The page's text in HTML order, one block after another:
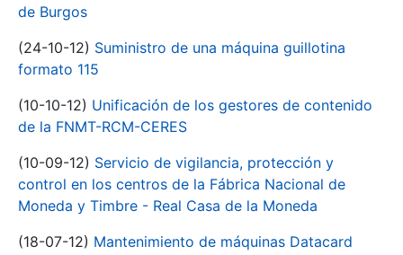
de Burgos
(24-10-12) Suministro de una máquina guillotina
formato 115
(10-10-12) Unificación de los gestores de contenido
de la FNMT-RCM-CERES
(10-09-12) Servicio de vigilancia, protección y
control en los centros de la Fábrica Nacional de
Moneda y Timbre - Real Casa de la Moneda
(18-07-12) Mantenimiento de máquinas Datacard